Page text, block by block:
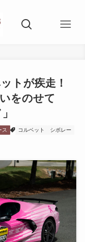
トが疾走！
をのせて
ス コルベット シボレー